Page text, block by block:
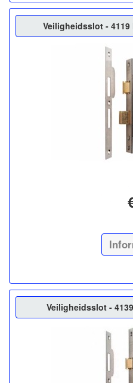
Veiligheidsslot - 4119
Veiligheidsslot -